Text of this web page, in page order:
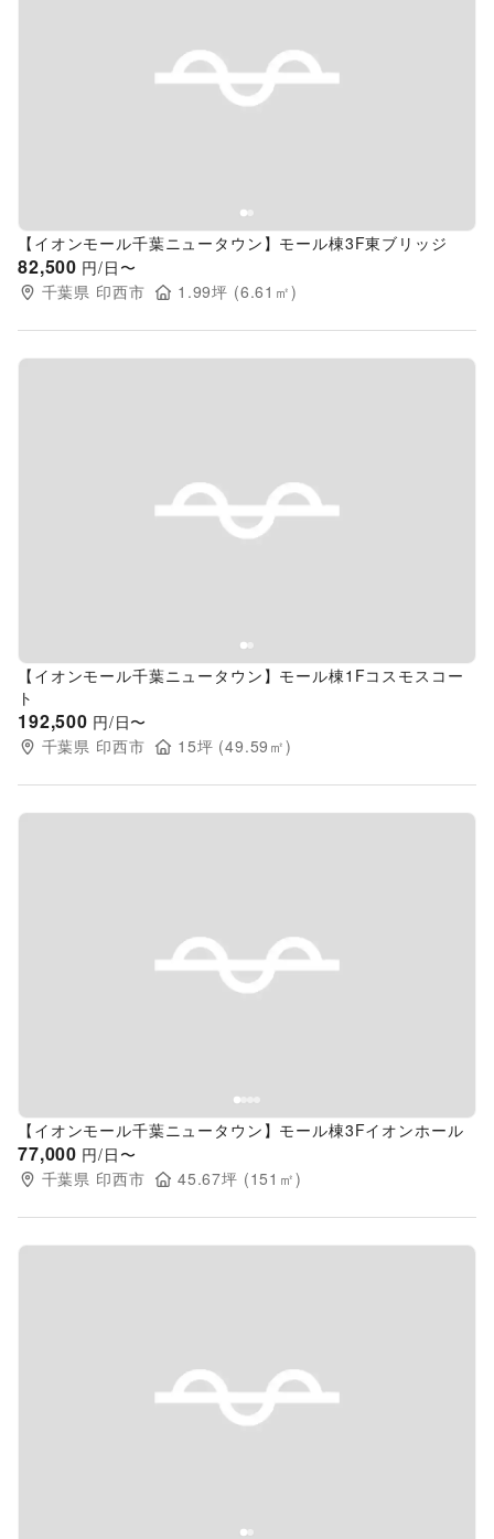
Previous slide
【イオンモール千葉ニュータウン】モール棟3F東ブリッジ
82,500 円/日〜
千葉県 印西市 1.99坪 (6.61 ㎡)
Previous slide
【イオンモール千葉ニュータウン】モール棟1Fコスモスコー
ト
192,500 円/日〜
千葉県 印西市 15坪 (49.59 ㎡)
Previous slide
【イオンモール千葉ニュータウン】モール棟3Fイオンホール
77,000 円/日〜
千葉県 印西市 45.67坪 (151 ㎡)
Previous slide